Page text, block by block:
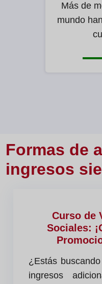
Más de
mundo
Formas de
ingresos
Curso de
Sociales:
¿Estás
ingresos